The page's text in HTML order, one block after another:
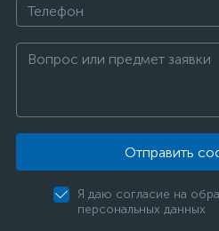
Отправить
Я даю согласие на
персональных данных